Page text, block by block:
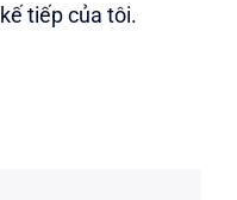
tiếp của tôi.